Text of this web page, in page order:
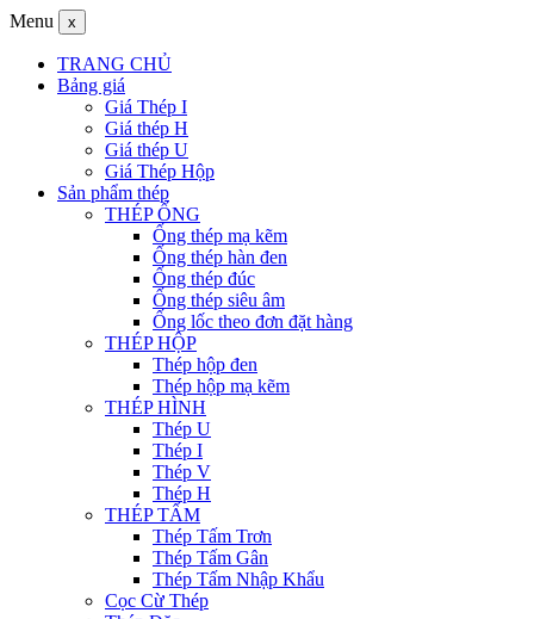
Menu x
TRANG CHỦ
Bảng giá
Giá Thép I
Giá thép H
Giá thép U
Giá Thép Hộp
Sản phẩm thép
THÉP ỐNG
Ống thép mạ kẽm
Ống thép hàn đen
Ống thép đúc
Ống thép siêu âm
Ống lốc theo đơn đặt hàng
THÉP HỘP
Thép hộp đen
Thép hộp mạ kẽm
THÉP HÌNH
Thép U
Thép I
Thép V
Thép H
THÉP TẤM
Thép Tấm Trơn
Thép Tấm Gân
Thép Tấm Nhập Khẩu
Cọc Cừ Thép